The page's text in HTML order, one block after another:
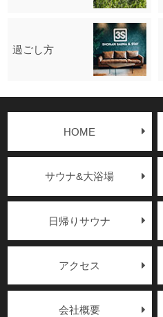
過ごし方
HOME
サウナ&大浴場
日帰りサウナ
アクセス
会社概要